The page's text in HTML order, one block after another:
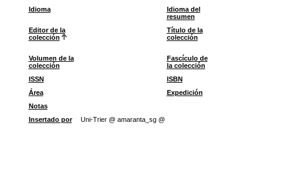
Idioma
Idioma del
resumen
Editor de la
colección
Título de la
colección
Volumen de la
colección
Fascículo de
la colección
ISSN ISBN
Área
Expedición
Notas
Insertado por
Uni-Trier @ amaranta_sg @